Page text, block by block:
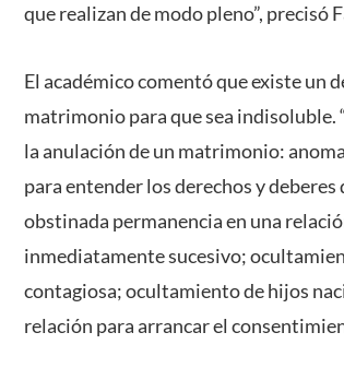
que realizan de modo pleno”, precisó
El académico comentó que existe
matrimonio para que sea indisoluble.
la anulación de un matrimonio:
para entender los derechos y
obstinada permanencia en una
inmediatamente sucesivo;
contagiosa; ocultamiento de hijos
relación para arrancar el